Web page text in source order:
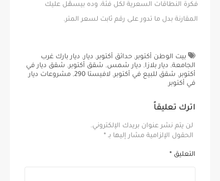
فكرة النطاقات السعرية لكل فئة، وده بيسهّل عليك
المقارنة بدل ما تدور على رقم ثابت لسعر المتر.
بيت الوطن أكتوبر, حدائق أكتوبر, ديار, ديار بارك غرب
الجامعة, ديار بلازا, ديار شمس, شقق أكتوبر, شقق ديار في
أكتوبر, شقق للبيع في أكتوبر, لافيستا 290 , مشروعات ديار
في أكتوبر
اترك تعليقاً
لن يتم نشر عنوان بريدك الإلكتروني.
الحقول الإلزامية مشار إليها بـ *
التعليق *